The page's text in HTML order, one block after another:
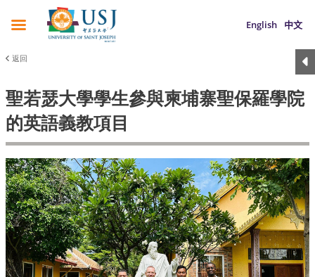
English 中文
返回
聖若瑟大學學生參與柬埔寨聖保羅學院
的英語義教項目